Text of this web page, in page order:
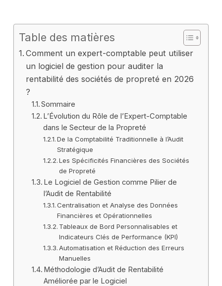
Table des matières
Comment un expert-comptable peut utiliser
un logiciel de gestion pour auditer la
rentabilité des sociétés de propreté en 2026
?
Sommaire
L’Évolution du Rôle de l’Expert-Comptable
dans le Secteur de la Propreté
De la Comptabilité Traditionnelle à l’Audit
Stratégique
Les Spécificités Financières des Sociétés
de Propreté
Le Logiciel de Gestion comme Pilier de
l’Audit de Rentabilité
Centralisation et Analyse des Données
Financières et Opérationnelles
Tableaux de Bord Personnalisables et
Indicateurs Clés de Performance (KPI)
Automatisation et Réduction des Erreurs
Manuelles
Méthodologie d’Audit de Rentabilité
Améliorée par le Logiciel